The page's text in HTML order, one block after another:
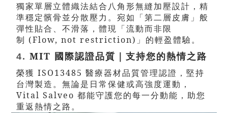
獨家單層立體織法結合八角形無縫加壓設計，精
準穩定髕骨並分散壓力。宛如「第二層皮膚」般
彈性貼合、不滑落，體現「流動而非限
制 (Flow, not restriction) 」的輕盈體驗。
4. MIT 國際認證品質｜支持您的熱情之路
榮獲 ISO13485 醫療器材品質管理認證，堅持
台灣製造。無論是日常保健或高強度運動，
Vital Salveo 都能守護您的每一分動能，助您
重返熱情之路。